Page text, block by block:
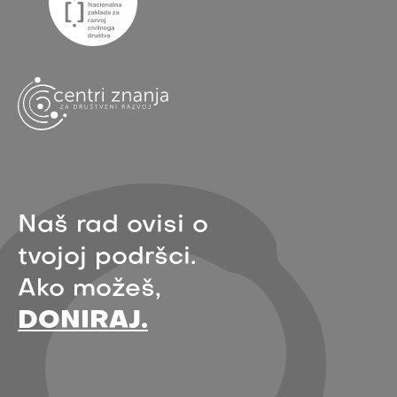
Naš rad ovisi o
tvojoj podršci.
Ako možeš,
DONIRAJ.